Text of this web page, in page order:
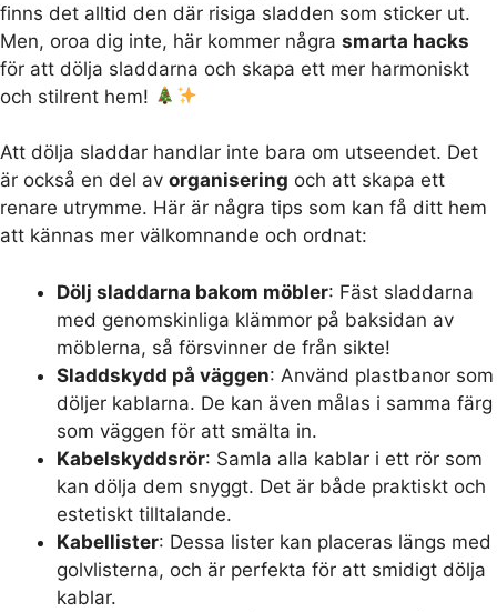
finns det alltid den där risiga sladden som sticker ut.
Men, oroa dig inte, här kommer några smarta hacks
för att dölja sladdarna och skapa ett mer harmoniskt
och stilrent hem!
Att dölja sladdar handlar inte bara om utseendet. Det
är också en del av organisering och att skapa ett
renare utrymme. Här är några tips som kan få ditt hem
att kännas mer välkomnande och ordnat:
Dölj sladdarna bakom möbler: Fäst sladdarna
med genomskinliga klämmor på baksidan av
möblerna, så försvinner de från sikte!
Sladdskydd på väggen: Använd plastbanor som
döljer kablarna. De kan även målas i samma färg
som väggen för att smälta in.
Kabelskyddsrör: Samla alla kablar i ett rör som
kan dölja dem snyggt. Det är både praktiskt och
estetiskt tilltalande.
Kabellister: Dessa lister kan placeras längs med
golvlisterna, och är perfekta för att smidigt dölja
kablar.